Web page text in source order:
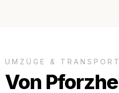
UMZÜGE &
Von